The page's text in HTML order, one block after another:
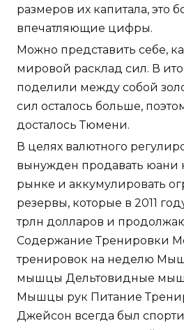
размеров их капитала, это
впечатляющие цифры.
Можно представить себе,
мировой расклад сил. В
поделили между собой
сил осталось больше,
досталось Тюмени.
В целях валютного
вынужден продавать юани
рынке и аккумулировать
резервы, которые в 2011
трлн долларов и
Содержание Тренировки
тренировок на неделю
мышцы Дельтовидные
Мышцы рук Питание
Джейсон всегда был